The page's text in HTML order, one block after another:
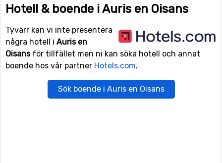
Hotell & boende i Auris en Oisans
Tyvärr kan vi inte presentera
några hotell i Auris en
Oisansför tillfället men ni kan söka hotell och annat
boende hos vår partner Hotels.com.
Sök boende i Auris en Oisans